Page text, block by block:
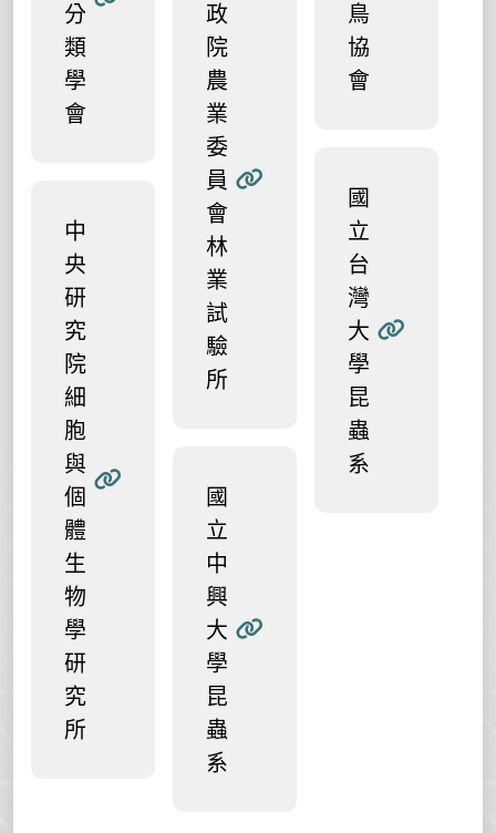
分
類
學
會
中
央
研
究
院
細
胞
與
個
體
生
物
學
研
究
所
政
院
農
業
委
員
會
林
業
試
驗
所
國
立
中
興
大
學
昆
蟲
系
鳥
協
會
國
立
台
灣
大
學
昆
蟲
系